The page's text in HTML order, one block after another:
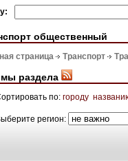
общественный
страница Транспорт
раздела
по: городу
регион: